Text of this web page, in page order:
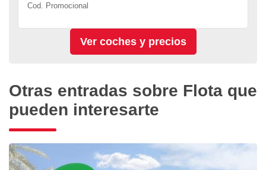
Cod. Promocional
Otras entradas sobre Flota que
pueden interesarte